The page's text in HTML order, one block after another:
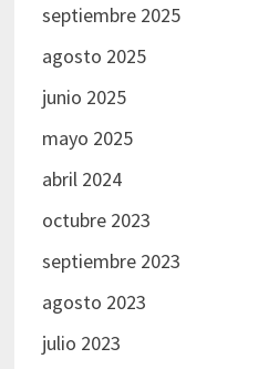
septiembre 2025
agosto 2025
junio 2025
mayo 2025
abril 2024
octubre 2023
septiembre 2023
agosto 2023
julio 2023